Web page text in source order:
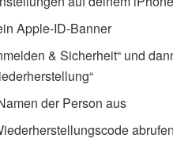
Apple-ID-Banner
& Sicherheit“ und
der Person aus